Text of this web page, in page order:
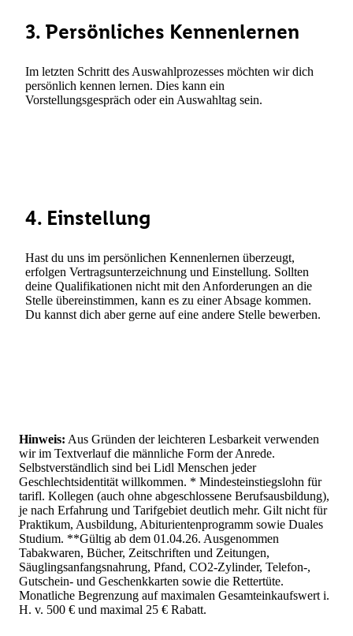
3. Persönliches Kennenlernen
Im letzten Schritt des Auswahlprozesses möchten wir dich
persönlich kennen lernen. Dies kann ein
Vorstellungsgespräch oder ein Auswahltag sein.
4. Einstellung
Hast du uns im persönlichen Kennenlernen überzeugt,
erfolgen Vertragsunterzeichnung und Einstellung. Sollten
deine Qualifikationen nicht mit den Anforderungen an die
Stelle übereinstimmen, kann es zu einer Absage kommen.
Du kannst dich aber gerne auf eine andere Stelle bewerben.
Hinweis: Aus Gründen der leichteren Lesbarkeit verwenden
wir im Textverlauf die männliche Form der Anrede.
Selbstverständlich sind bei Lidl Menschen jeder
Geschlechtsidentität willkommen. * Mindesteinstiegslohn für
tarifl. Kollegen (auch ohne abgeschlossene Berufsausbildung),
je nach Erfahrung und Tarifgebiet deutlich mehr. Gilt nicht für
Praktikum, Ausbildung, Abiturientenprogramm sowie Duales
Studium. **Gültig ab dem 01.04.26. Ausgenommen
Tabakwaren, Bücher, Zeitschriften und Zeitungen,
Säuglingsanfangsnahrung, Pfand, CO2-Zylinder, Telefon-,
Gutschein- und Geschenkkarten sowie die Rettertüte.
Monatliche Begrenzung auf maximalen Gesamteinkaufswert i.
H. v. 500 € und maximal 25 € Rabatt.